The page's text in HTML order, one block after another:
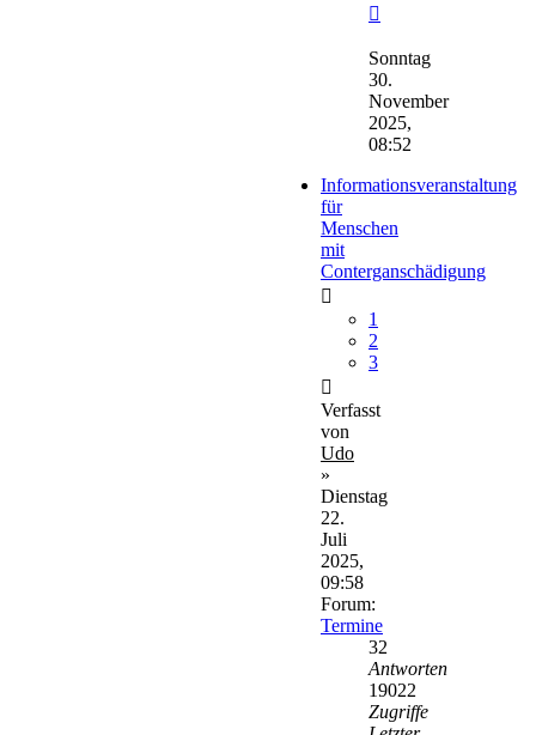
Beitrag
Sonntag
30.
November
2025,
08:52
Informationsveranstaltung
für
Menschen
mit
Conterganschädigung
1
2
3
Verfasst
von
Udo
»
Dienstag
22.
Juli
2025,
09:58
Forum:
Termine
32
Antworten
19022
Zugriffe